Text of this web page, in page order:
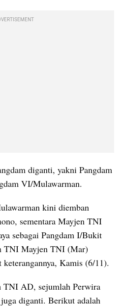
diganti, yakni Pangdam
VI/Mulawarman.
kini diemban
sementara Mayjen TNI
sebagai Pangdam I/Bukit
TNI Mayjen TNI (Mar)
Kamis (6/11).
TNI AD, sejumlah Perwira
diganti. Berikut adalah